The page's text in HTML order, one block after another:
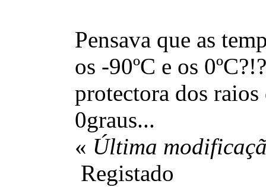
Pensava que as
os -90ºC e os
protectora dos raios
0graus...
« Última
Registado